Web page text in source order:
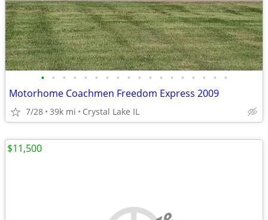
• • • • • • • • • • • • • • • • • •
Motorhome Coachmen Freedom Express 2009
7/28 39k mi Crystal Lake IL
$11,500